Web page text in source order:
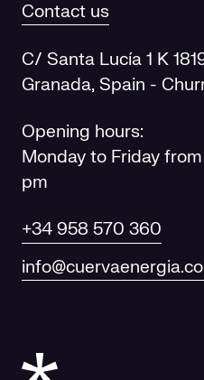
Contact us
C/ Santa Lucía 1 K
Granada, Spain -
Opening hours:
Monday to Friday
pm
+34 958 570 360